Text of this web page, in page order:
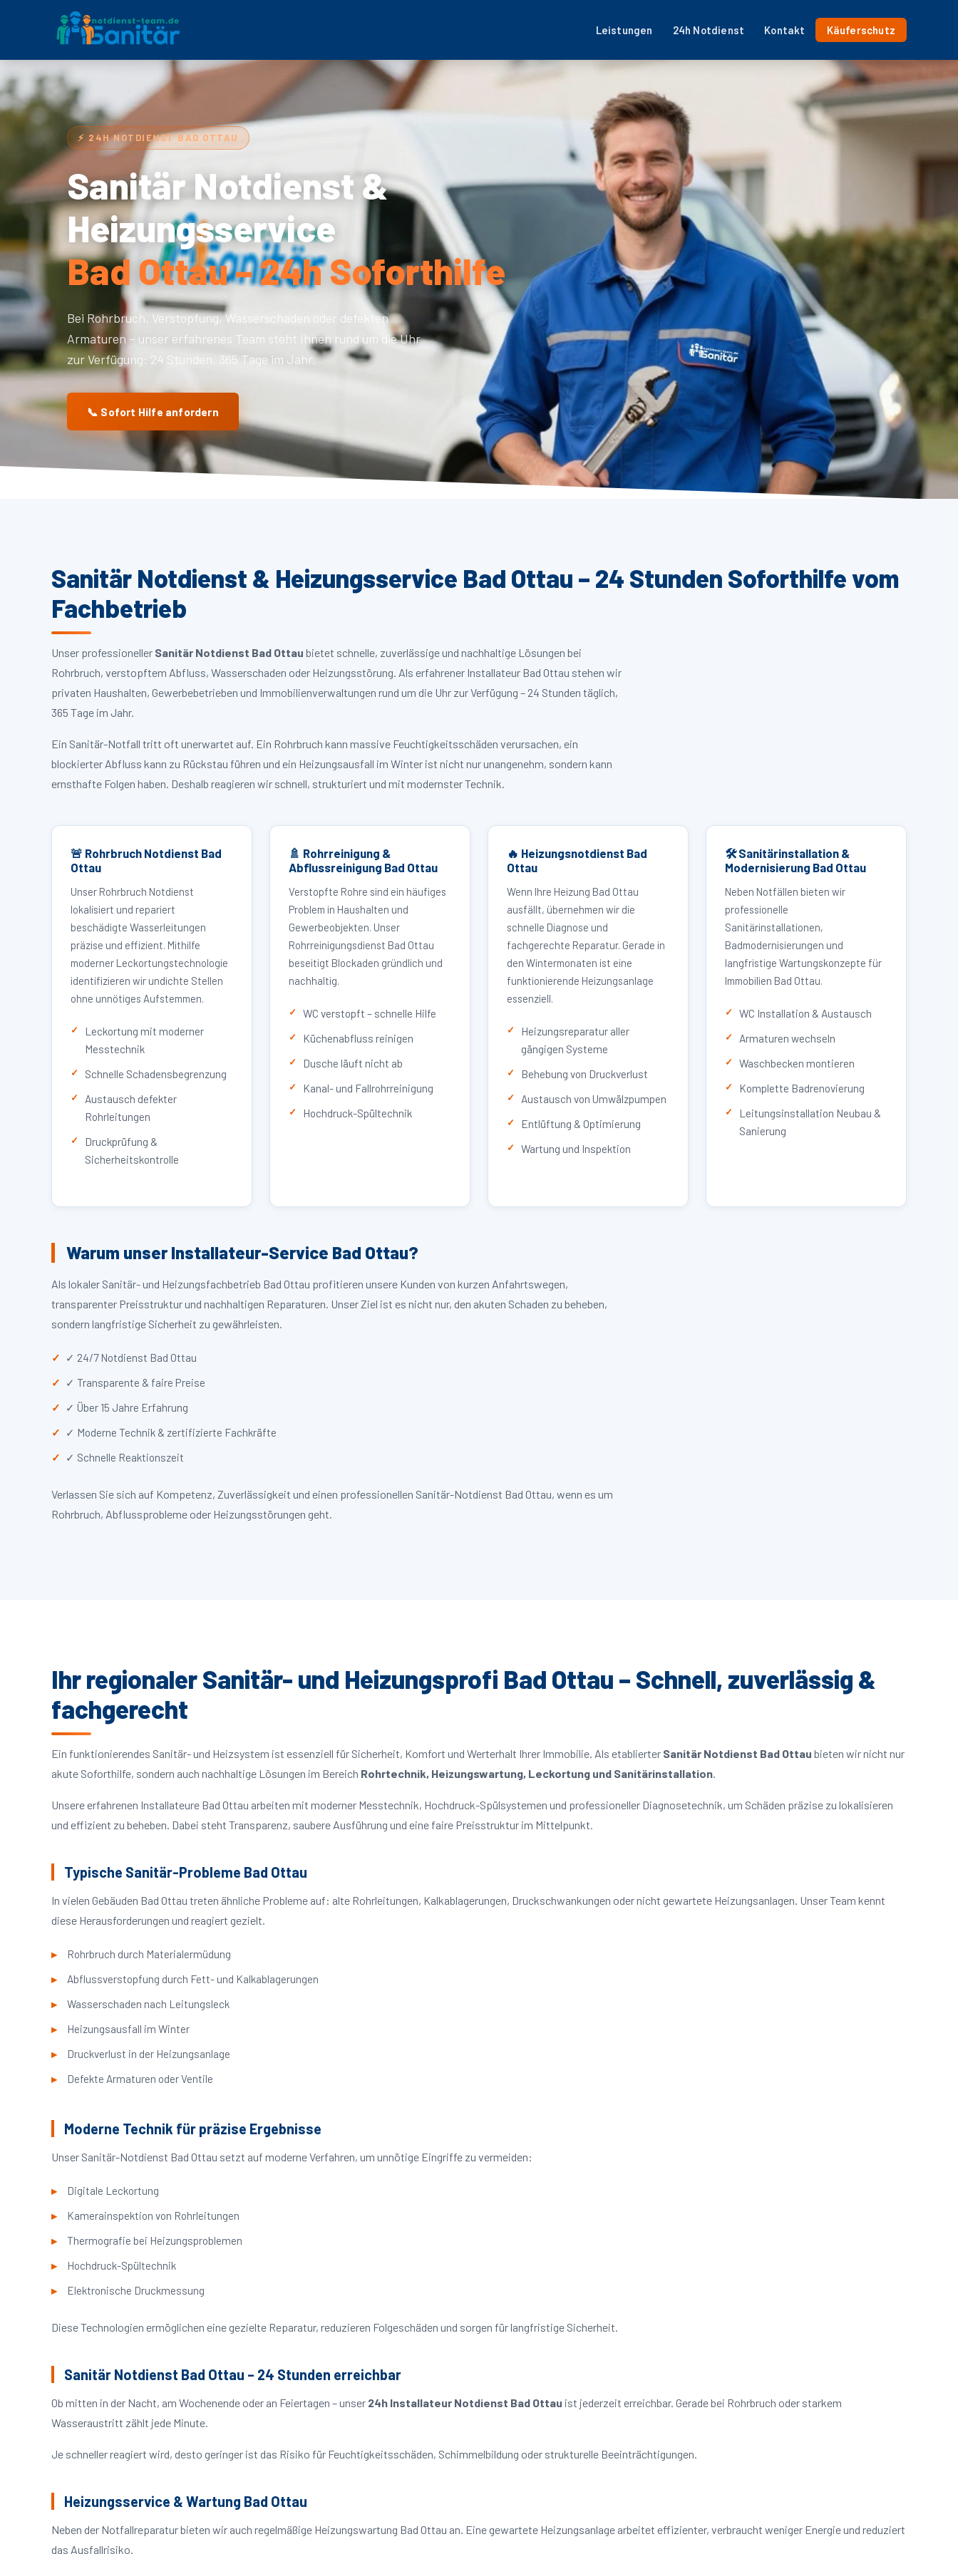
Leistungen 24h Notdienst Kontakt Käuferschutz
⚡ 24H NOTDIENST BAD OTTAU
Sanitär Notdienst &
Heizungsservice
Bad Ottau – 24h Soforthilfe
Bei Rohrbruch, Verstopfung, Wasserschaden oder defekten
Armaturen – unser erfahrenes Team steht Ihnen rund um die Uhr
zur Verfügung: 24 Stunden, 365 Tage im Jahr.
📞 Sofort Hilfe anfordern
Sanitär Notdienst & Heizungsservice Bad Ottau – 24 Stunden Soforthilfe vom
Fachbetrieb
Unser professioneller Sanitär Notdienst Bad Ottau bietet schnelle, zuverlässige und nachhaltige Lösungen bei
Rohrbruch, verstopftem Abfluss, Wasserschaden oder Heizungsstörung. Als erfahrener Installateur Bad Ottau stehen wir
privaten Haushalten, Gewerbebetrieben und Immobilienverwaltungen rund um die Uhr zur Verfügung – 24 Stunden täglich,
365 Tage im Jahr.
Ein Sanitär-Notfall tritt oft unerwartet auf. Ein Rohrbruch kann massive Feuchtigkeitsschäden verursachen, ein
blockierter Abfluss kann zu Rückstau führen und ein Heizungsausfall im Winter ist nicht nur unangenehm, sondern kann
ernsthafte Folgen haben. Deshalb reagieren wir schnell, strukturiert und mit modernster Technik.
🚨 Rohrbruch Notdienst Bad
Ottau
Unser Rohrbruch Notdienst
lokalisiert und repariert
beschädigte Wasserleitungen
präzise und effizient. Mithilfe
moderner Leckortungstechnologie
identifizieren wir undichte Stellen
ohne unnötiges Aufstemmen.
Leckortung mit moderner
Messtechnik
Schnelle Schadensbegrenzung
Austausch defekter
Rohrleitungen
Druckprüfung &
Sicherheitskontrolle
🚿 Rohrreinigung &
Abflussreinigung Bad Ottau
Verstopfte Rohre sind ein häufiges
Problem in Haushalten und
Gewerbeobjekten. Unser
Rohrreinigungsdienst Bad Ottau
beseitigt Blockaden gründlich und
nachhaltig.
WC verstopft – schnelle Hilfe
Küchenabfluss reinigen
Dusche läuft nicht ab
Kanal- und Fallrohrreinigung
Hochdruck-Spültechnik
🔥 Heizungsnotdienst Bad
Ottau
Wenn Ihre Heizung Bad Ottau
ausfällt, übernehmen wir die
schnelle Diagnose und
fachgerechte Reparatur. Gerade in
den Wintermonaten ist eine
funktionierende Heizungsanlage
essenziell.
Heizungsreparatur aller
gängigen Systeme
Behebung von Druckverlust
Austausch von Umwälzpumpen
Entlüftung & Optimierung
Wartung und Inspektion
🛠 Sanitärinstallation &
Modernisierung Bad Ottau
Neben Notfällen bieten wir
professionelle
Sanitärinstallationen,
Badmodernisierungen und
langfristige Wartungskonzepte für
Immobilien Bad Ottau.
WC Installation & Austausch
Armaturen wechseln
Waschbecken montieren
Komplette Badrenovierung
Leitungsinstallation Neubau &
Sanierung
Warum unser Installateur-Service Bad Ottau?
Als lokaler Sanitär- und Heizungsfachbetrieb Bad Ottau profitieren unsere Kunden von kurzen Anfahrtswegen,
transparenter Preisstruktur und nachhaltigen Reparaturen. Unser Ziel ist es nicht nur, den akuten Schaden zu beheben,
sondern langfristige Sicherheit zu gewährleisten.
✓ 24/7 Notdienst Bad Ottau
✓ Transparente & faire Preise
✓ Über 15 Jahre Erfahrung
✓ Moderne Technik & zertifizierte Fachkräfte
✓ Schnelle Reaktionszeit
Verlassen Sie sich auf Kompetenz, Zuverlässigkeit und einen professionellen Sanitär-Notdienst Bad Ottau, wenn es um
Rohrbruch, Abflussprobleme oder Heizungsstörungen geht.
Ihr regionaler Sanitär- und Heizungsprofi Bad Ottau – Schnell, zuverlässig &
fachgerecht
Ein funktionierendes Sanitär- und Heizsystem ist essenziell für Sicherheit, Komfort und Werterhalt Ihrer Immobilie. Als etablierter Sanitär Notdienst Bad Ottau bieten wir nicht nur
akute Soforthilfe, sondern auch nachhaltige Lösungen im Bereich Rohrtechnik, Heizungswartung, Leckortung und Sanitärinstallation.
Unsere erfahrenen Installateure Bad Ottau arbeiten mit moderner Messtechnik, Hochdruck-Spülsystemen und professioneller Diagnosetechnik, um Schäden präzise zu lokalisieren
und effizient zu beheben. Dabei steht Transparenz, saubere Ausführung und eine faire Preisstruktur im Mittelpunkt.
Typische Sanitär-Probleme Bad Ottau
In vielen Gebäuden Bad Ottau treten ähnliche Probleme auf: alte Rohrleitungen, Kalkablagerungen, Druckschwankungen oder nicht gewartete Heizungsanlagen. Unser Team kennt
diese Herausforderungen und reagiert gezielt.
Rohrbruch durch Materialermüdung
Abflussverstopfung durch Fett- und Kalkablagerungen
Wasserschaden nach Leitungsleck
Heizungsausfall im Winter
Druckverlust in der Heizungsanlage
Defekte Armaturen oder Ventile
Moderne Technik für präzise Ergebnisse
Unser Sanitär-Notdienst Bad Ottau setzt auf moderne Verfahren, um unnötige Eingriffe zu vermeiden:
Digitale Leckortung
Kamerainspektion von Rohrleitungen
Thermografie bei Heizungsproblemen
Hochdruck-Spültechnik
Elektronische Druckmessung
Diese Technologien ermöglichen eine gezielte Reparatur, reduzieren Folgeschäden und sorgen für langfristige Sicherheit.
Sanitär Notdienst Bad Ottau – 24 Stunden erreichbar
Ob mitten in der Nacht, am Wochenende oder an Feiertagen – unser 24h Installateur Notdienst Bad Ottau ist jederzeit erreichbar. Gerade bei Rohrbruch oder starkem
Wasseraustritt zählt jede Minute.
Je schneller reagiert wird, desto geringer ist das Risiko für Feuchtigkeitsschäden, Schimmelbildung oder strukturelle Beeinträchtigungen.
Heizungsservice & Wartung Bad Ottau
Neben der Notfallreparatur bieten wir auch regelmäßige Heizungswartung Bad Ottau an. Eine gewartete Heizungsanlage arbeitet effizienter, verbraucht weniger Energie und reduziert
das Ausfallrisiko.